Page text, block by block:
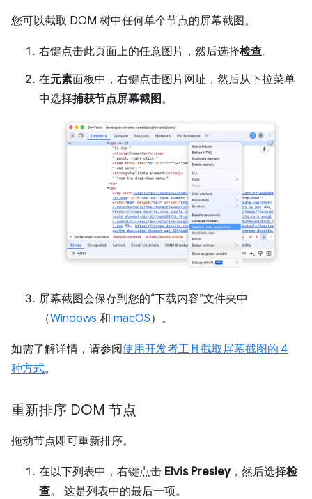
您可以截取 DOM 树中任何单个节点的屏幕截图。
右键点击此页面上的任意图片，然后选择检查。
在元素面板中，右键点击图片网址，然后从下拉菜单
中选择捕获节点屏幕截图。
屏幕截图会保存到您的“下载内容”文件夹中
（Windows 和 macOS）。
如需了解详情，请参阅使用开发者工具截取屏幕截图的 4
种方式。
重新排序 DOM 节点
拖动节点即可重新排序。
在以下列表中，右键点击 Elvis Presley，然后选择检
查。 这是列表中的最后一项。